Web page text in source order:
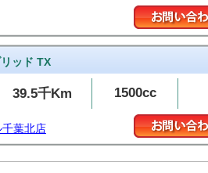
ッド TX
39.5千Km 1500cc
葉北店